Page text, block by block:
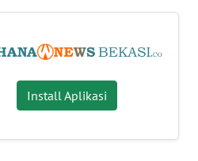
Install Aplikasi